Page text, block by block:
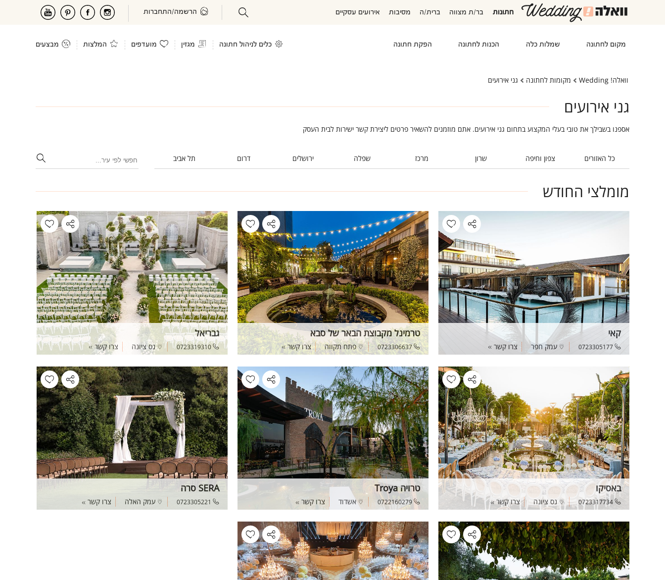
חתונות בר/ת מצווה ברית/ה מסיבות אירועים עסקיים הרשמה/התחברות
מקום לחתונה שמלות כלה הכנות לחתונה הפקת חתונה כלים לניהול חתונה מגזין מועדפים המלצות מבצעים
וואלה! Wedding מקומות לחתונה גני אירועים
גני אירועים
אספנו בשבילך את טובי בעלי המקצוע בתחום גני אירועים. אתם מוזמנים להשאיר פרטים ליצירת קשר ישירות לבית העסק
כל האזורים צפון וחיפה שרון מרכז שפלה ירושלים דרום תל אביב
מומלצי החודש
קאי
0723305177 עמק חפר צרו קשר
טרמינל מקבוצת הבאר של סבא
0723306637 פתח תקווה צרו קשר
גבריאל
0723319310 נס ציונה צרו קשר
באסיקו
0723317734 נס ציונה צרו קשר
טרויה Troya
0722160279 אשדוד צרו קשר
SERA סרה
0723305221 עמק האלה צרו קשר